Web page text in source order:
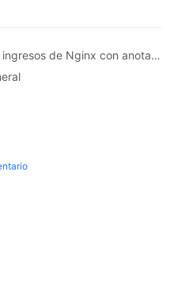
Tema anterior: Configuración de ingresos de Nginx con anotaciones